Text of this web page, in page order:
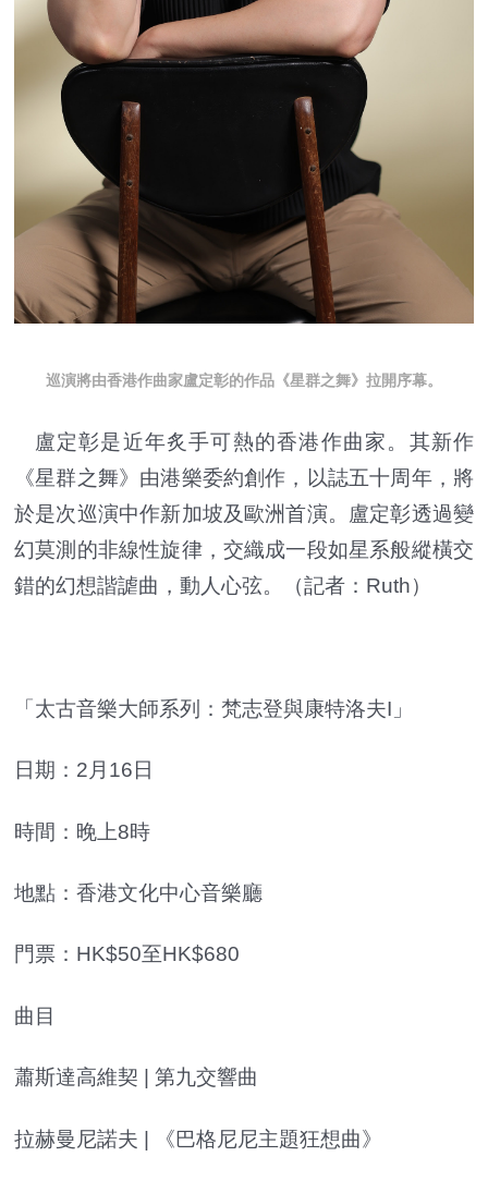
巡演將由香港作曲家盧定彰的作品《星群之舞》拉開序幕。
盧定彰是近年炙手可熱的香港作曲家。其新作
《星群之舞》由港樂委約創作，以誌五十周年，將
於是次巡演中作新加坡及歐洲首演。盧定彰透過變
幻莫測的非線性旋律，交織成一段如星系般縱橫交
錯的幻想諧謔曲，動人心弦。（記者：Ruth）
「太古音樂大師系列：梵志登與康特洛夫I」
日期：2月16日
時間：晚上8時
地點：香港文化中心音樂廳
門票：HK$50至HK$680
曲目
蕭斯達高維契 | 第九交響曲
拉赫曼尼諾夫 | 《巴格尼尼主題狂想曲》